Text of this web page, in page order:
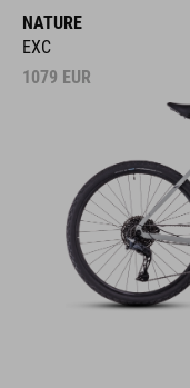
NATURE
EXC
1079 EUR